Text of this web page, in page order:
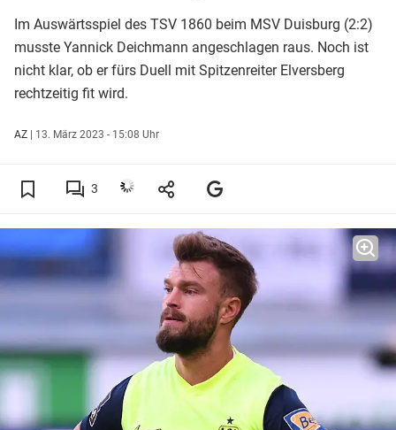
Im Auswärtsspiel des TSV 1860 beim MSV Duisburg (2:2)
musste Yannick Deichmann angeschlagen raus. Noch ist
nicht klar, ob er fürs Duell mit Spitzenreiter Elversberg
rechtzeitig fit wird.
AZ 13. März 2023 - 15:08 Uhr
3